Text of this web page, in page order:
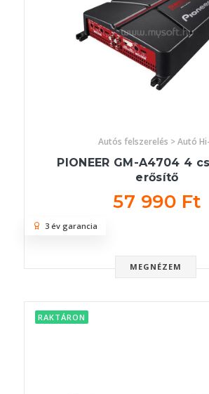
Autós felszerelés > Autó
PIONEER GM-A4704 4
erősítő
57 990 Ft
MEGNÉZEM
3 év garancia
RAKTÁRON